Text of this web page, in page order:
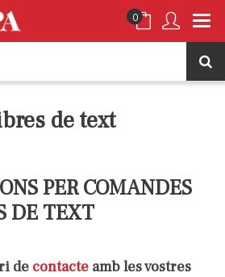
0
de text
PER COMANDES
DE TEXT
de contacte amb les vostres